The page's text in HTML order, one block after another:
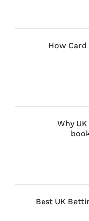
How
Why
Best UK